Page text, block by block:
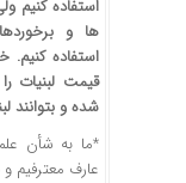
استفاده کنیم
ها و
استفاده کنیم.
قیمت لبنیات
شده و بتوانند
*ما به شأن
عارف معترفیم